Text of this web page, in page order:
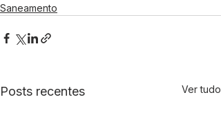
Saneamento
Posts recentes Ver tudo